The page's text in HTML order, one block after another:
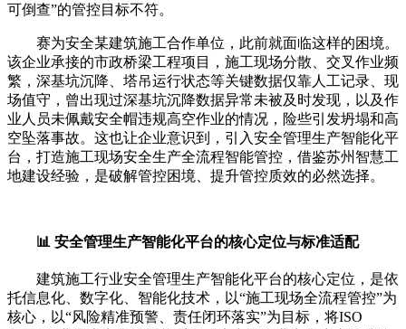
可倒查”的管控目标不符。
赛为安全某建筑施工合作单位，此前就面临这样的困境。
该企业承接的市政桥梁工程项目，施工现场分散、交叉作业频
繁，深基坑沉降、塔吊运行状态等关键数据仅靠人工记录、现
场值守，曾出现过深基坑沉降数据异常未被及时发现，以及作
业人员未佩戴安全帽违规高空作业的情况，险些引发坍塌和高
空坠落事故。这也让企业意识到，引入安全管理生产智能化平
台，打造施工现场安全生产全流程智能管控，借鉴苏州智慧工
地建设经验，是破解管控困境、提升管控质效的必然选择。
📊 安全管理生产智能化平台的核心定位与标准适配
建筑施工行业安全管理生产智能化平台的核心定位，是依
托信息化、数字化、智能化技术，以“施工现场全流程管控”为
核心，以“风险精准预警、责任闭环落实”为目标，将ISO